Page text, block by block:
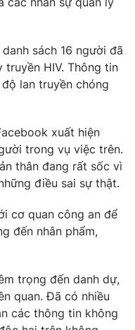
khi phát hành lại
sách 16 người đã
HIV. Thông tin
lan truyền chóng
xuất hiện
trong vụ việc trên.
thân đang rất sốc vì
điều sai sự thật.
cơ quan công an để
đến nhân phẩm,
trọng đến danh dự,
quan. Đã có nhiều
các thông tin không